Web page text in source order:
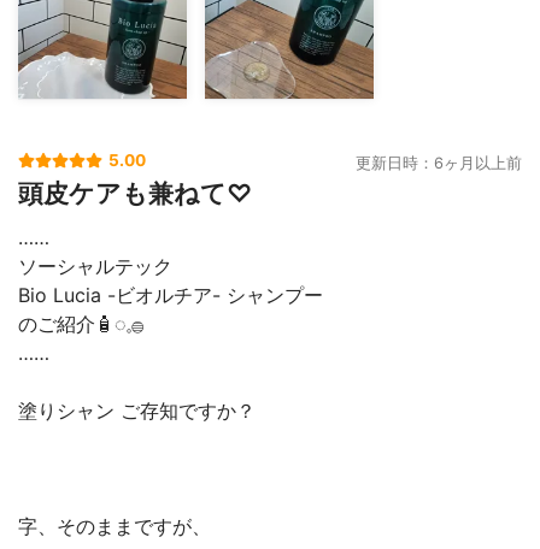
5.00 更新日時：6ヶ月以上前
頭皮ケアも兼ねて♡
……⁡⁡
⁡ソーシャルテック
Bio Lucia -ビオルチア- シャンプー⁡
のご紹介🧴‎◌𓈒𓐍
⁡……⁡⁡⁡
⁡塗りシャン ご存知ですか？⁡
⁡字、そのままですが、